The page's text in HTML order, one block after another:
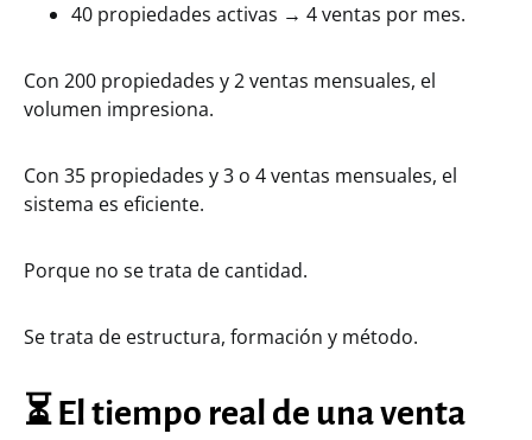
40 propiedades activas → 4 ventas por mes.
Con 200 propiedades y 2 ventas mensuales, el
volumen impresiona.
Con 35 propiedades y 3 o 4 ventas mensuales, el
sistema es eficiente.
Porque no se trata de cantidad.
Se trata de estructura, formación y método.
⏳ El tiempo real de una venta